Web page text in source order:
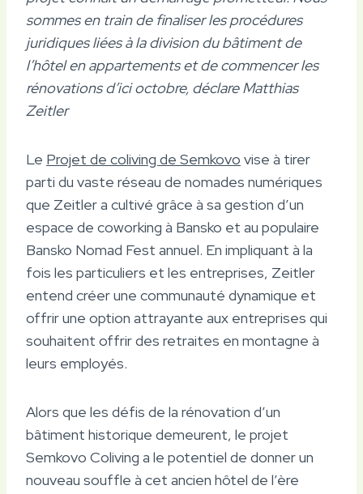
sommes en train de finaliser les procédures
juridiques liées à la division du bâtiment de
l’hôtel en appartements et de commencer les
rénovations d’ici octobre, déclare Matthias
Zeitler
Le Projet de coliving de Semkovo vise à tirer
parti du vaste réseau de nomades numériques
que Zeitler a cultivé grâce à sa gestion d’un
espace de coworking à Bansko et au populaire
Bansko Nomad Fest annuel. En impliquant à la
fois les particuliers et les entreprises, Zeitler
entend créer une communauté dynamique et
offrir une option attrayante aux entreprises qui
souhaitent offrir des retraites en montagne à
leurs employés.
Alors que les défis de la rénovation d’un
bâtiment historique demeurent, le projet
Semkovo Coliving a le potentiel de donner un
nouveau souffle à cet ancien hôtel de l’ère